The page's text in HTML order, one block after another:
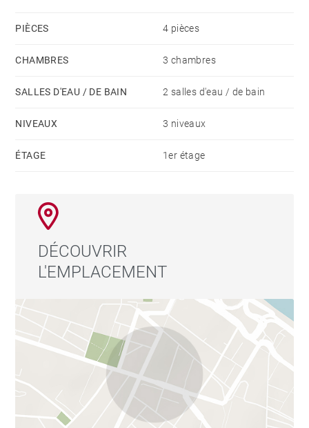
PIÈCES 4 pièces
CHAMBRES 3 chambres
SALLES D'EAU / DE BAIN 2 salles d'eau / de bain
NIVEAUX 3 niveaux
ÉTAGE 1er étage
DÉCOUVRIR
L'EMPLACEMENT